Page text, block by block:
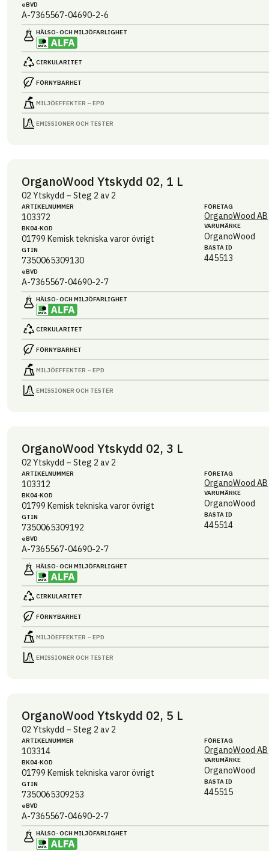
eBVD
A-7365567-04690-2-6
HÄLSO- OCH MILJÖ­FARLIGHET
CIRKULARITET
FÖRNYBARHET
MILJÖEFFEKTER – EPD
EMISSIONER OCH TESTER
OrganoWood Ytskydd 02, 1 L
02 Ytskydd – Steg 2 av 2
ARTIKEL­NUMMER
103372
BK04-KOD
01799 Kemisk tekniska varor övrigt
GTIN
7350065309130
eBVD
A-7365567-04690-2-7
FÖRETAG
OrganoWood AB
VARUMÄRKE
OrganoWood
BASTA ID
445513
HÄLSO- OCH MILJÖ­FARLIGHET
CIRKULARITET
FÖRNYBARHET
MILJÖEFFEKTER – EPD
EMISSIONER OCH TESTER
OrganoWood Ytskydd 02, 3 L
02 Ytskydd – Steg 2 av 2
ARTIKEL­NUMMER
103312
BK04-KOD
01799 Kemisk tekniska varor övrigt
GTIN
7350065309192
eBVD
A-7365567-04690-2-7
FÖRETAG
OrganoWood AB
VARUMÄRKE
OrganoWood
BASTA ID
445514
HÄLSO- OCH MILJÖ­FARLIGHET
CIRKULARITET
FÖRNYBARHET
MILJÖEFFEKTER – EPD
EMISSIONER OCH TESTER
OrganoWood Ytskydd 02, 5 L
02 Ytskydd – Steg 2 av 2
ARTIKEL­NUMMER
103314
BK04-KOD
01799 Kemisk tekniska varor övrigt
GTIN
7350065309253
eBVD
A-7365567-04690-2-7
FÖRETAG
OrganoWood AB
VARUMÄRKE
OrganoWood
BASTA ID
445515
HÄLSO- OCH MILJÖ­FARLIGHET